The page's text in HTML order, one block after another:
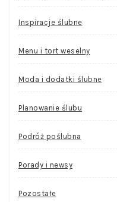
Inspiracje ślubne
Menu i tort weselny
Moda i dodatki ślubne
Planowanie ślubu
Podróż poślubna
Porady i newsy
Pozostałe